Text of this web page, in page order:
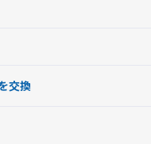
お買い物について（ネット決済）
所
交換